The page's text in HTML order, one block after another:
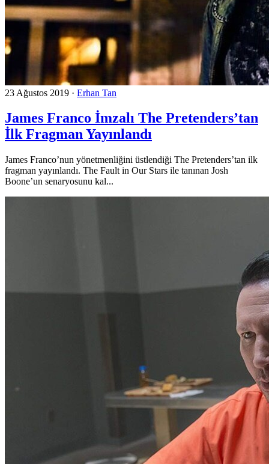
23 Ağustos 2019 · Erhan Tan
James Franco İmzalı The Pretenders’tan
İlk Fragman Yayınlandı
James Franco’nun yönetmenliğini üstlendiği The Pretenders’tan ilk
fragman yayınlandı. The Fault in Our Stars ile tanınan Josh
Boone’un senaryosunu kal...